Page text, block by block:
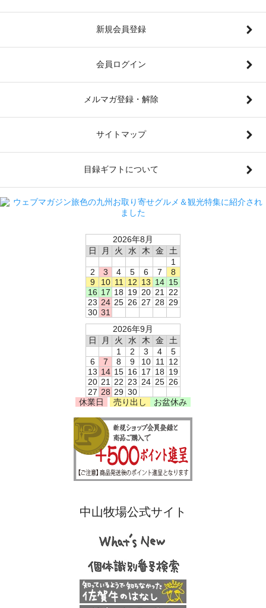
新規会員登録
会員ログイン
メルマガ登録・解除
サイトマップ
目録ギフトについて
2026年8月
日
月 火 水 木 金
土
1
2
3 4 5 6 7
8
9
10 11 12 13 14 15
16 17 18 19 20 21
22
23 24 25 26 27 28 29
30 31
2026年9月
日
月 火 水 木 金
土
1
2 3 4
5
6
7 8 9 10 11
12
13 14 15 16 17 18 19
20 21 22 23 24 25 26
27 28 29 30
休業日
売り出し お盆休み
中山牧場公式サイト